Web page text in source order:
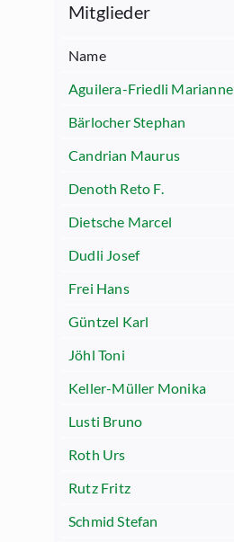
Mitglieder
Name
Aguilera-Friedli Marianne
Bärlocher Stephan
Candrian Maurus
Denoth Reto F.
Dietsche Marcel
Dudli Josef
Frei Hans
Güntzel Karl
Jöhl Toni
Keller-Müller Monika
Lusti Bruno
Roth Urs
Rutz Fritz
Schmid Stefan